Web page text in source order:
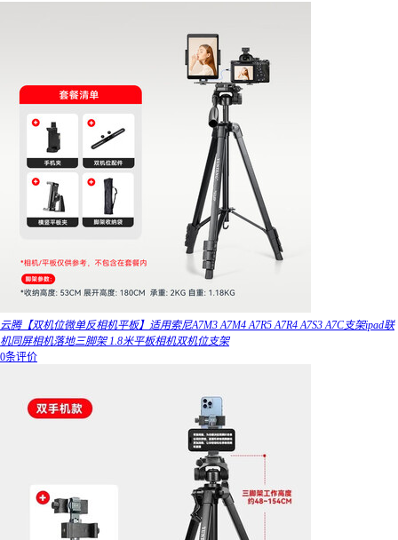
云腾【双机位微单反相机平板】适用索尼A7M3 A7M4 A7R5 A7R4 A7S3 A7C支架ipad联
机同屏相机落地三脚架 1.8米平板相机双机位支架
0条评价